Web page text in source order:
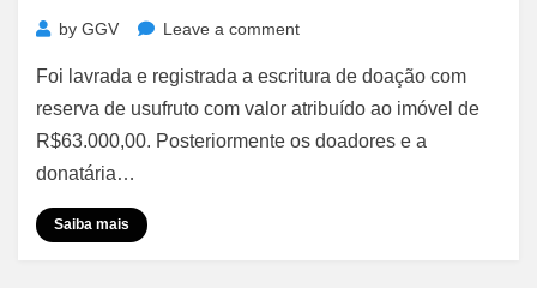
by GGV Leave a commenton
Registrada
–
Alteração
Foi lavrada e registrada a escritura de doação com
reserva de usufruto com valor atribuído ao imóvel de
R$63.000,00. Posteriormente os doadores e a
donatária…
Saiba mais